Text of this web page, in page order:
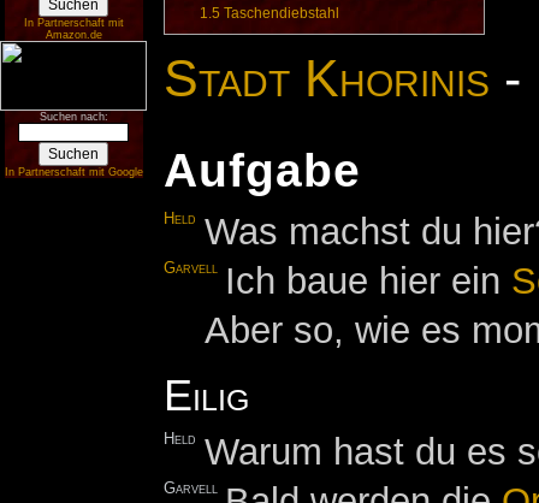
In Partnerschaft mit
Amazon.de
Suchen nach:
In Partnerschaft mit Google
1.5 Taschendiebstahl
Stadt Khorinis -
Aufgabe
Held Was machst du
Garvell Ich baue hier ein
Aber so, wie es
Eilig
Held Warum hast du es
Garvell